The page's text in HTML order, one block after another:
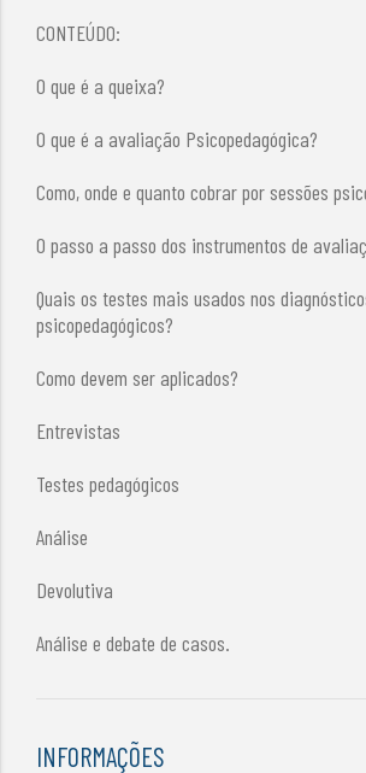
CONTEÚDO:
O que é a queixa?
O que é a avaliação Psicopedagógica?
Como, onde e quanto cobrar por sessões
O passo a passo dos instrumentos de
Quais os testes mais usados nos
psicopedagógicos?
Como devem ser aplicados?
Entrevistas
Testes pedagógicos
Análise
Devolutiva
Análise e debate de casos.
INFORMAÇÕES